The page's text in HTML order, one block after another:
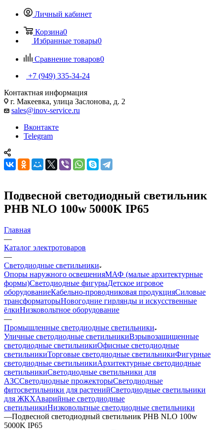
Личный кабинет
Корзина0
Избранные товары0
Сравнение товаров0
+7 (949) 335-34-24
Контактная информация
г. Макеевка, улица Заслонова, д. 2
sales@inov-service.ru
Вконтакте
Telegram
Подвесной светодиодный светильник
PHB NLO 100w 5000K IP65
Главная
—
Каталог электротоваров
—
Светодиодные светильники
Опоры наружного освещенияМАФ (малые архитектурные
формы)Светодиодные фигурыДетское игровое
оборудованиеКабельно-проводниковая продукцияСиловые
трансформаторыНовогодние гирлянды и искусственные
ёлкиНизковольтное оборудование
—
Промышленные светодиодные светильники
Уличные светодиодные светильникиВзрывозащищенные
светодиодные светильникиОфисные светодиодные
светильникиТорговые светодиодные светильникиФигурные
светодиодные светильникиАрхитектурные светодиодные
светильникиСветодиодные светильники для
АЗССветодиодные прожекторыСветодиодные
фитосветильники для растенийСветодиодные светильники
для ЖКХАварийные светодиодные
светильникиНизковольтные светодиодные светильники
—Подвесной светодиодный светильник PHB NLO 100w
5000K IP65